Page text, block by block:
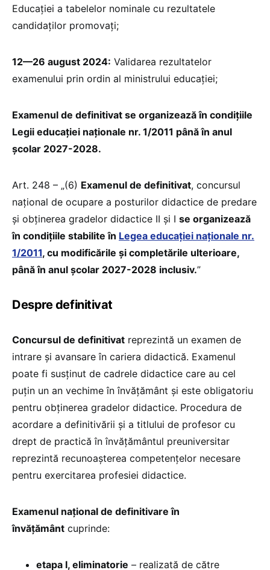
Educației a tabelelor nominale cu rezultatele
candidaților promovați;
12—26 august 2024: Validarea rezultatelor
examenului prin ordin al ministrului educației;
Examenul de definitivat se organizează în condițiile
Legii educației naționale nr. 1/2011 până în anul
școlar 2027-2028.
Art. 248 – „(6) Examenul de definitivat, concursul
național de ocupare a posturilor didactice de predare
și obținerea gradelor didactice II și I se organizează
în condițiile stabilite în Legea educației naționale nr.
1/2011, cu modificările și completările ulterioare,
până în anul școlar 2027-2028 inclusiv.”
Despre definitivat
Concursul de definitivat reprezintă un examen de
intrare și avansare în cariera didactică. Examenul
poate fi susținut de cadrele didactice care au cel
puțin un an vechime în învățământ și este obligatoriu
pentru obținerea gradelor didactice. Procedura de
acordare a definitivării și a titlului de profesor cu
drept de practică în învățământul preuniversitar
reprezintă recunoașterea competențelor necesare
pentru exercitarea profesiei didactice.
Examenul naţional de definitivare în
învăţământ cuprinde:
etapa I, eliminatorie – realizată de către